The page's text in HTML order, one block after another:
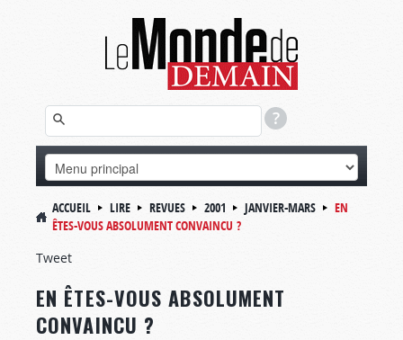
ACCUEIL LIRE REVUES 2001 JANVIER-MARS
EN
ÊTES-VOUS ABSOLUMENT CONVAINCU ?
Tweet
EN ÊTES-VOUS ABSOLUMENT
CONVAINCU ?